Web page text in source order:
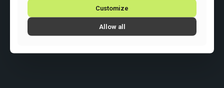
In den Warenkorb
Customize
Allow all